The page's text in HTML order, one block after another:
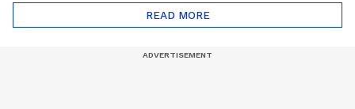
ന്ത്?| Unmadham
Movie| Kunchacko
READ MORE